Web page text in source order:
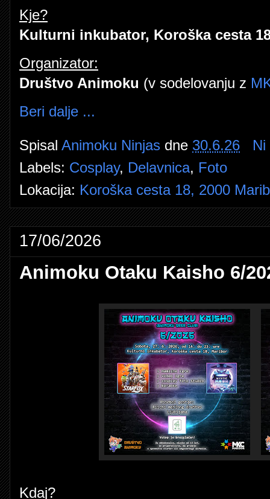
Kje?
Kulturni inkubator, Koroška cesta
Organizator:
Društvo Animoku (v sodelovanju z
Beri dalje ...
Spisal Animoku Ninjas dne 30.6.26
Labels: Cosplay, Delavnica, Foto
Lokacija: Koroška cesta 18, 2000
17/06/2026
Animoku Otaku Kaisho 6/
Kdaj?